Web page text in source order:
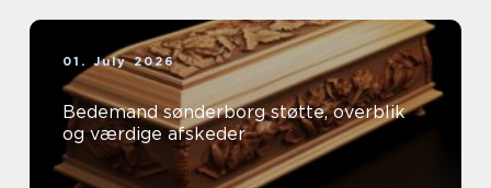
01. July 2026
Bedemand sønderborg støtte, overblik
og værdige afskeder